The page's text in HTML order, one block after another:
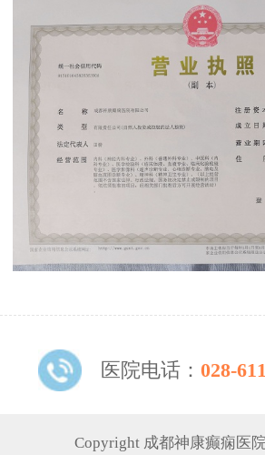
医院电话： 028-
Copyright 成都神康癫痫医